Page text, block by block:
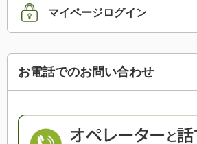
マイページログイン
お電話でのお問い合わせ